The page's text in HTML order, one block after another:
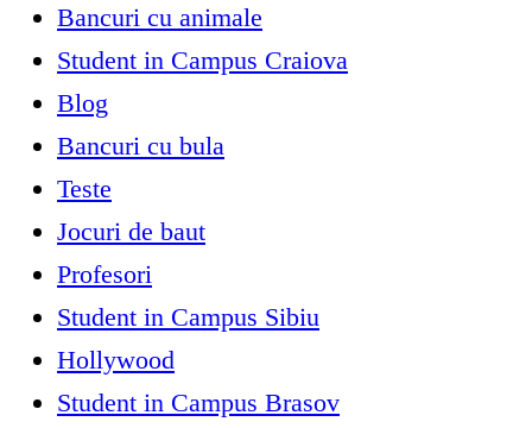
Bancuri cu animale
Student in Campus Craiova
Blog
Bancuri cu bula
Teste
Jocuri de baut
Profesori
Student in Campus Sibiu
Hollywood
Student in Campus Brasov